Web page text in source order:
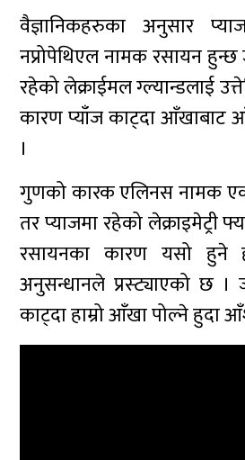
वैज्ञानिकहरुका अनुसार
नप्रोपेथिएल नामक रसायन
रहेको लेक्राईमल ग्ल्यान्डलाई
कारण प्याँज काट्दा आँखाबाट
।
गुणको कारक एलिनस नामक
तर प्याजमा रहेको लेक्राइमेट्री
रसायनका कारण यसो हुने
अनुसन्धानले प्रस्ट्याएको छ
काट्दा हाम्रो आँखा पोल्ने हुदा